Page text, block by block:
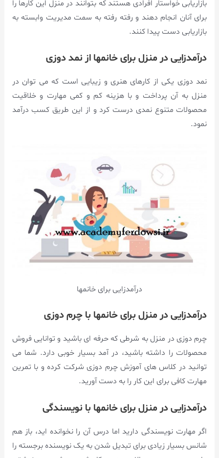
بازاریابی خواستار افرادی هستند که بتوانند در منزل این کارها را
برای آنان انجام دهند و رفته رفته به سمت مدیریت وابسته به
بازاریابی دست پیدا کنند.
درآمدزایی در منزل برای خانمها از نمد دوزی
نمد دوزی یکی از کارهای هنری و زیبایی است که می توان در
منزل به آن پرداخت و با هزینه کم و کمی مهارت و خلاقیت
محصولات متنوع نمدی درست کرد و از این طریق کسب درآمد
نمود.
درآمدزایی برای خانمها
درآمدزایی در منزل برای خانمها با چرم دوزی
چرم دوزی در منزل به شرطی که حرفه ای باشید و توانایی فروش
محصولات را داشته باشید، در آمد بسیار خوبی دارد. شما می
توانید در کلاس های آموزش چرم دوزی شرکت کرده و با تمرین
مهارت کافی برای این کار را به دست آورید.
درآمدزایی در منزل برای خانمها با نویسندگی
اگر مهارت نویسندگی دارید اما درس آن را نخوانده اید، باز هم
شانس بسیار زیادی برای تبدیل شدن به یک نویسنده برجسته را